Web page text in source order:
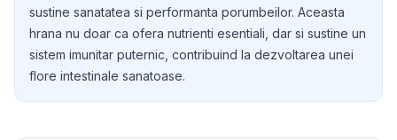
sustine sanatatea si performanta porumbeilor. Aceasta
hrana nu doar ca ofera nutrienti esentiali, dar si sustine un
sistem imunitar puternic, contribuind la dezvoltarea unei
flore intestinale sanatoase.